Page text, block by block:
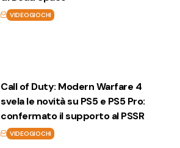
VIDEOGIOCHI
Call of Duty: Modern Warfare 4
svela le novità su PS5 e PS5 Pro:
confermato il supporto al PSSR
VIDEOGIOCHI